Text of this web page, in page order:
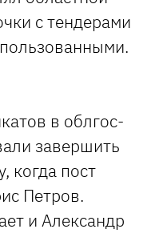
с тендерами
в облгос-
завершить
когда пост
Петров.
и Александр